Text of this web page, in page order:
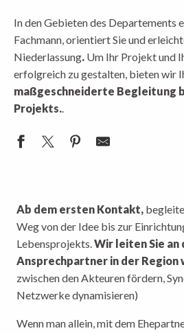
In den Gebieten des Departements
Fachmann, orientiert Sie und
Niederlassung. Um Ihr Projekt und
erfolgreich zu gestalten, bieten wir
maßgeschneiderte Begleitung
Projekts..
Ab dem ersten Kontakt,
Weg von der Idee bis zur
Lebensprojekts.Wir leiten Sie an
Ansprechpartner in der Region
zwischen den Akteuren fördern,
Netzwerke dynamisieren)
Wenn man allein, mit dem